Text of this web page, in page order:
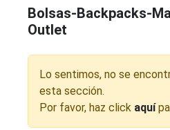
Bolsas-Backpacks-
Outlet
Lo sentimos, no se
esta sección.
Por favor, haz click aquí